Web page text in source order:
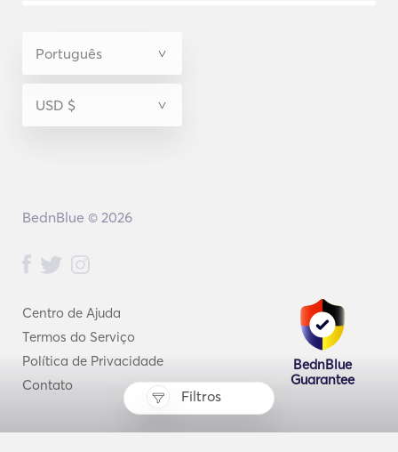
Filtros
Centro de Ajuda
Termos do Serviço
Política de Privacidade
Contato
BednBlue
Guarantee
BednBlue © 2026